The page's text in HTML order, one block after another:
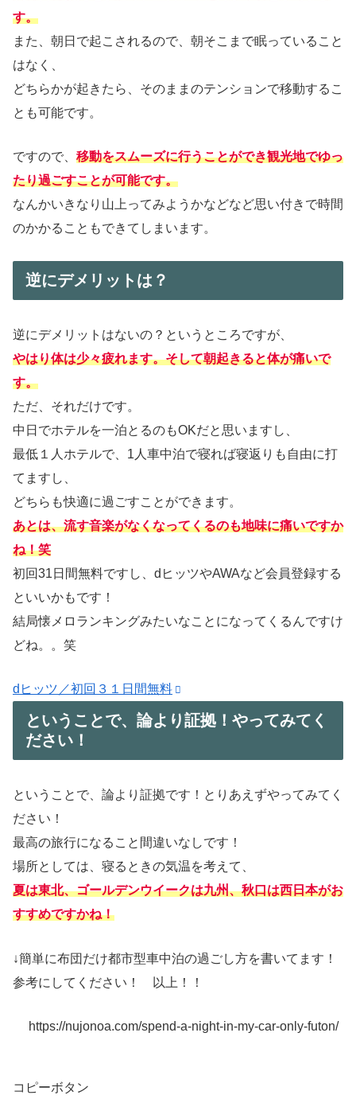
す。
また、朝日で起こされるので、朝そこまで眠っていること
はなく、
どちらかが起きたら、そのままのテンションで移動するこ
とも可能です。
ですので、 移動をスムーズに行うことができ観光地でゆっ
たり過ごすことが可能です。
なんかいきなり山上ってみようかなどなど思い付きで時間
のかかることもできてしまいます。
逆にデメリットは？
逆にデメリットはないの？というところですが、
やはり体は少々疲れます。そして朝起きると体が痛いで
す。
ただ、それだけです。
中日でホテルを一泊とるのもOKだと思いますし、
最低１人ホテルで、1人車中泊で寝れば寝返りも自由に打
てますし、
どちらも快適に過ごすことができます。
あとは、流す音楽がなくなってくるのも地味に痛いですか
ね！笑
初回31日間無料ですし、dヒッツやAWAなど会員登録する
といいかもです！
結局懐メロランキングみたいなことになってくるんですけ
どね。。笑
dヒッツ／初回３１日間無料
ということで、論より証拠！やってみてく
ださい！
ということで、論より証拠です！とりあえずやってみてく
ださい！
最高の旅行になること間違いなしです！
場所としては、寝るときの気温を考えて、
夏は東北、ゴールデンウイークは九州、秋口は西日本がお
すすめですかね！
↓簡単に布団だけ都市型車中泊の過ごし方を書いてます！
参考にしてください！ 以上！！
https://nujonoa.com/spend-a-night-in-my-car-only-futon/
コピーボタン